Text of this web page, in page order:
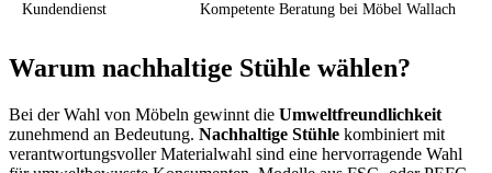
Kundendienst Kompetente Beratung bei Möbel Wallach
Warum nachhaltige Stühle wählen?
Bei der Wahl von Möbeln gewinnt die Umweltfreundlichkeit
zunehmend an Bedeutung. Nachhaltige Stühle kombiniert mit
verantwortungsvoller Materialwahl sind eine hervorragende Wahl